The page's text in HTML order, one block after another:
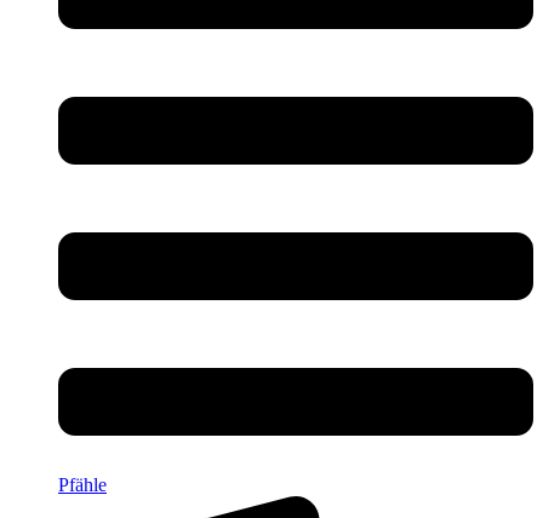
Pfähle